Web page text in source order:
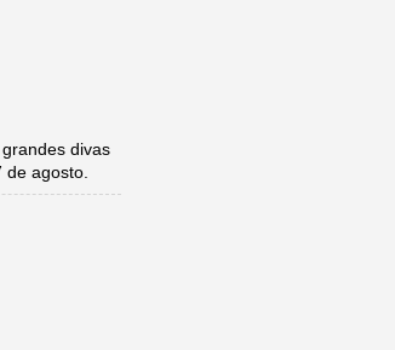
divas
agosto.